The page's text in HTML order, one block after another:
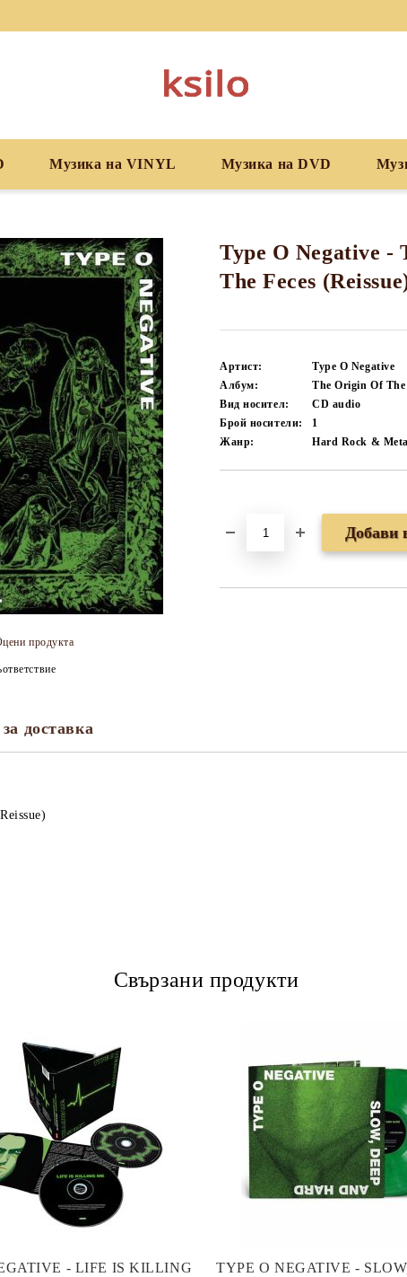
Музика на VINYL Музика на DVD
Type O Negative -
The Feces
Артист:
Type O Negative
Албум:
The Origin Of The
Вид носител:
CD audio
Брой носители:
1
Жанр:
Hard Rock &
продукта
доставка
Свързани продукти
- LIFE IS KILLING
TYPE O NEGATIVE -